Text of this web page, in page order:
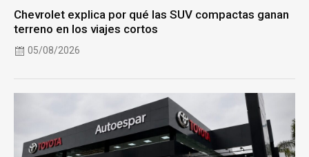
Chevrolet explica por qué las SUV compactas ganan
terreno en los viajes cortos
05/08/2026